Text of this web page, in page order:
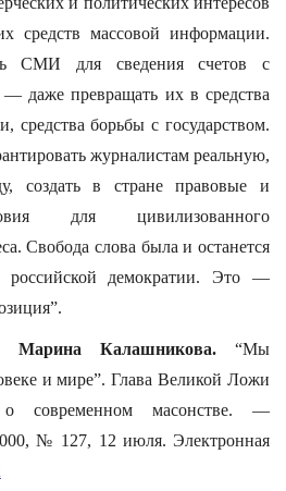
средств массовой информации.
СМИ для сведения счетов с
— даже превращать их в средства
средства борьбы с государством.
журналистам реальную,
создать в стране правовые и
для цивилизованного
Свобода слова была и останется
российской демократии. Это —
Марина Калашникова. “Мы
и мире”. Глава Великой Ложи
о современном масонстве. —
№ 127, 12 июля. Электронная